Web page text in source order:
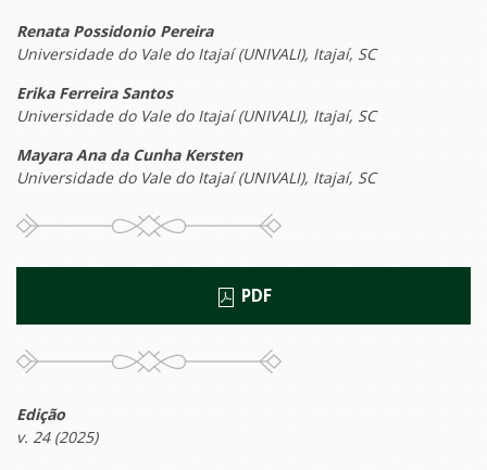
Renata Possidonio Pereira
Universidade do Vale do Itajaí (UNIVALI), Itajaí, SC
Erika Ferreira Santos
Universidade do Vale do Itajaí (UNIVALI), Itajaí, SC
Mayara Ana da Cunha Kersten
Universidade do Vale do Itajaí (UNIVALI), Itajaí, SC
PDF
Edição
v. 24 (2025)